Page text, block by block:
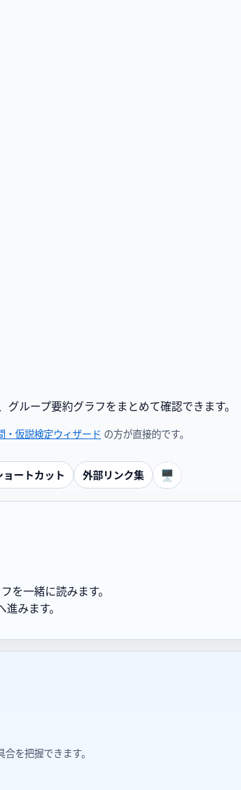
ョートカット 外部リンク集 🖥️
ループ要約グラフをまとめて確認できます。
・仮説検定ウィザード の方が直接的です。
を一緒に読みます。
みます。
を把握できます。